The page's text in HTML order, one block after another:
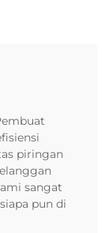
piringan
sangat
pun di